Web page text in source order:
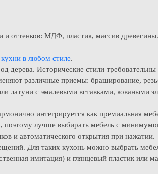
и оттенков: МДФ, пластик, массив древесины.
кухни в любом стиле.
дерева. Исторические стили требовательны
различные приемы: браширование,
латуни с эмалевыми вставками, коваными
интегрируется как премиальная
поэтому лучше выбирать мебель с
и автоматического открытия при нажатии.
Для таких кухонь можно выбрать
имитация) и глянцевый пластик или